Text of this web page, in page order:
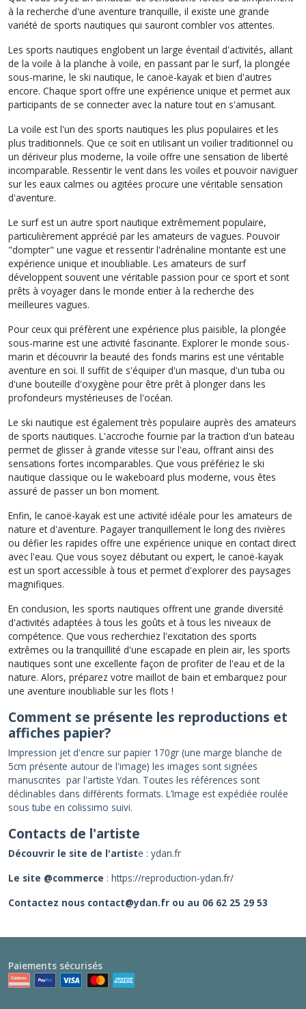
à la recherche d'une aventure tranquille, il existe une grande
variété de sports nautiques qui sauront combler vos attentes.
Les sports nautiques englobent un large éventail d'activités, allant
de la voile à la planche à voile, en passant par le surf, la plongée
sous-marine, le ski nautique, le canoë-kayak et bien d'autres
encore. Chaque sport offre une expérience unique et permet aux
participants de se connecter avec la nature tout en s'amusant.
La voile est l'un des sports nautiques les plus populaires et les
plus traditionnels. Que ce soit en utilisant un voilier traditionnel ou
un dériveur plus moderne, la voile offre une sensation de liberté
incomparable. Ressentir le vent dans les voiles et pouvoir naviguer
sur les eaux calmes ou agitées procure une véritable sensation
d'aventure.
Le surf est un autre sport nautique extrêmement populaire,
particulièrement apprécié par les amateurs de vagues. Pouvoir
"dompter" une vague et ressentir l'adrénaline montante est une
expérience unique et inoubliable. Les amateurs de surf
développent souvent une véritable passion pour ce sport et sont
prêts à voyager dans le monde entier à la recherche des
meilleures vagues.
Pour ceux qui préfèrent une expérience plus paisible, la plongée
sous-marine est une activité fascinante. Explorer le monde sous-
marin et découvrir la beauté des fonds marins est une véritable
aventure en soi. Il suffit de s'équiper d'un masque, d'un tuba ou
d'une bouteille d'oxygène pour être prêt à plonger dans les
profondeurs mystérieuses de l'océan.
Le ski nautique est également très populaire auprès des amateurs
de sports nautiques. L'accroche fournie par la traction d'un bateau
permet de glisser à grande vitesse sur l'eau, offrant ainsi des
sensations fortes incomparables. Que vous préfériez le ski
nautique classique ou le wakeboard plus moderne, vous êtes
assuré de passer un bon moment.
Enfin, le canoë-kayak est une activité idéale pour les amateurs de
nature et d'aventure. Pagayer tranquillement le long des rivières
ou défier les rapides offre une expérience unique en contact direct
avec l'eau. Que vous soyez débutant ou expert, le canoë-kayak
est un sport accessible à tous et permet d'explorer des paysages
magnifiques.
En conclusion, les sports nautiques offrent une grande diversité
d'activités adaptées à tous les goûts et à tous les niveaux de
compétence. Que vous recherchiez l'excitation des sports
extrêmes ou la tranquillité d'une escapade en plein air, les sports
nautiques sont une excellente façon de profiter de l'eau et de la
nature. Alors, préparez votre maillot de bain et embarquez pour
une aventure inoubliable sur les flots !
Comment se présente les reproductions et
affiches papier?
Impression jet d'encre sur papier 170gr (une marge blanche de
5cm présente autour de l'image) les images sont signées
manuscrites par l'artiste Ydan. Toutes les références sont
déclinables dans différents formats. L’Image est expédiée roulée
sous tube en colissimo suivi.
Contacts de l'artiste
Découvrir le site de l'artiste : ydan.fr
Le site @commerce : https://reproduction-ydan.fr/
Contactez nous contact@ydan.fr ou au 06 62 25 29 53
Paiements sécurisés